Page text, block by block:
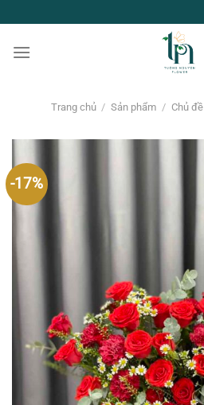
đến
nội
Trang chủ / Sản phẩm / Chủ đề
-17%